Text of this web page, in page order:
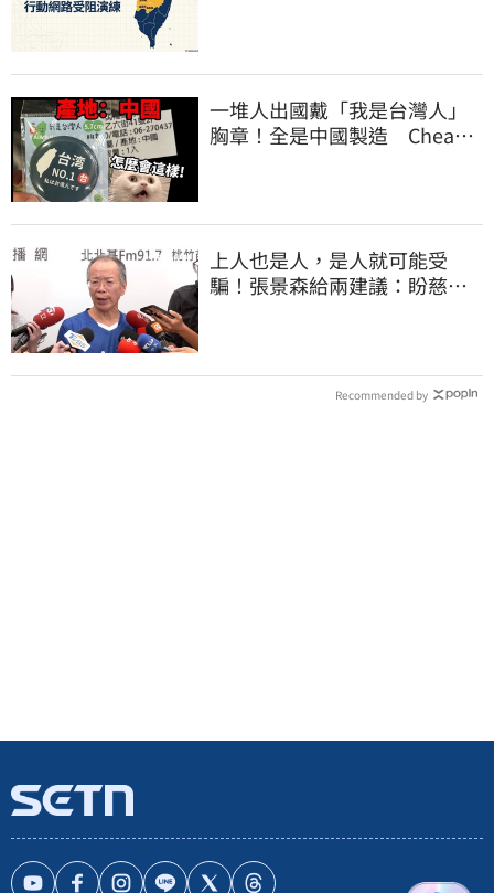
一堆人出國戴「我是台灣人」
胸章！全是中國製造 Cheap
上人也是人，是人就可能受
騙！張景森給兩建議：盼慈濟
Recommended by